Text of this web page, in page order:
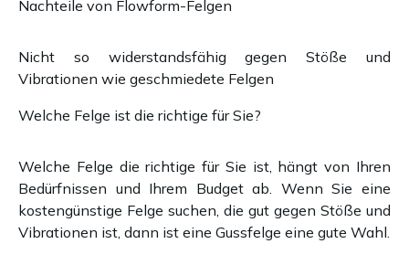
Nachteile von Flowform-Felgen
Nicht so widerstandsfähig gegen Stöße und
Vibrationen wie geschmiedete Felgen
Welche Felge ist die richtige für Sie?
Welche Felge die richtige für Sie ist, hängt von Ihren
Bedürfnissen und Ihrem Budget ab. Wenn Sie eine
kostengünstige Felge suchen, die gut gegen Stöße und
Vibrationen ist, dann ist eine Gussfelge eine gute Wahl.